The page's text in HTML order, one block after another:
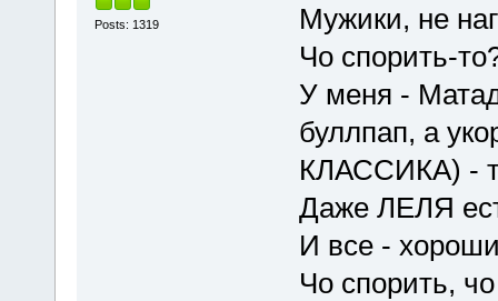
Posts: 1319
Мужики, не
Чо спорить-
У меня -
буллпап, а
КЛАССИКА) -
Даже ЛЕЛЯ
И все -
Чо спорить,